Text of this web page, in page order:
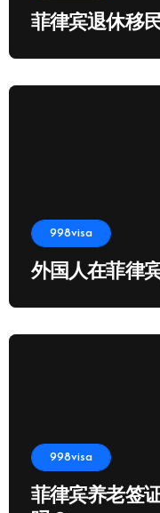
菲律宾退休移
998visa
外国人在菲律
998visa
菲律宾养老签